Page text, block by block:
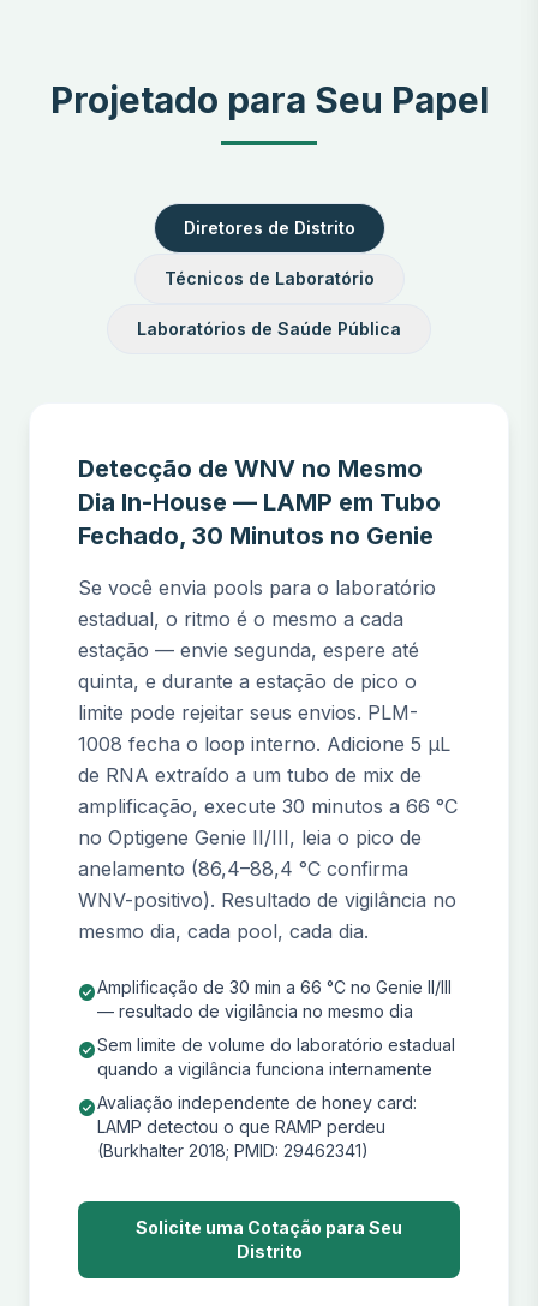
Projetado para Seu Papel
Diretores de Distrito
Técnicos de Laboratório
Laboratórios de Saúde Pública
Detecção de WNV no Mesmo
Dia In-House — LAMP em Tubo
Fechado, 30 Minutos no Genie
Se você envia pools para o laboratório
estadual, o ritmo é o mesmo a cada
estação — envie segunda, espere até
quinta, e durante a estação de pico o
limite pode rejeitar seus envios. PLM-
1008 fecha o loop interno. Adicione 5 µL
de RNA extraído a um tubo de mix de
amplificação, execute 30 minutos a 66 °C
no Optigene Genie II/III, leia o pico de
anelamento (86,4–88,4 °C confirma
WNV-positivo). Resultado de vigilância no
mesmo dia, cada pool, cada dia.
check_circleAmplificação de 30 min a 66 °C no Genie II/III
— resultado de vigilância no mesmo dia
check_circleSem limite de volume do laboratório estadual
quando a vigilância funciona internamente
check_circleAvaliação independente de honey card:
LAMP detectou o que RAMP perdeu
(Burkhalter 2018; PMID: 29462341)
Solicite uma Cotação para Seu
Distrito